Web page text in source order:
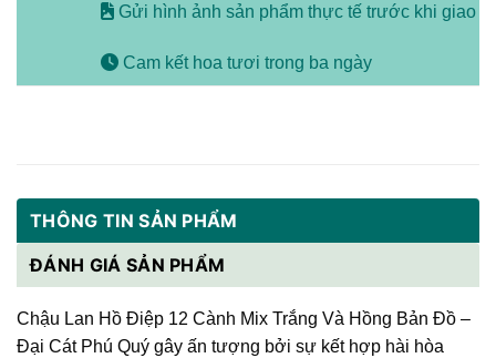
Gửi hình ảnh sản phẩm thực tế trước khi giao
Cam kết hoa tươi trong ba ngày
THÔNG TIN SẢN PHẨM
ĐÁNH GIÁ SẢN PHẨM
Chậu Lan Hồ Điệp 12 Cành Mix Trắng Và Hồng Bản Đồ –
Đại Cát Phú Quý gây ấn tượng bởi sự kết hợp hài hòa